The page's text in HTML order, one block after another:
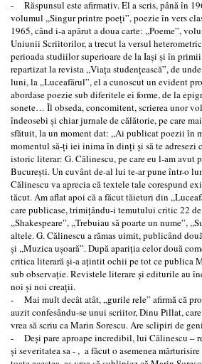
- Răspunsul este afirmativ. El a scris, până în
volumul ,,Singur printre poeţi”, poezie în vers
1965, când i-a apărut a doua carte: ,,Poeme”,
Uniunii Scriitorilor, a trecut la versul
perioada studiilor superioare de la Iaşi şi în primii
repartizat la revista ,,Viaţa studenţească”, de
luni, la „Luceafărul”, el a cunoscut un evident
abordase poezie sub diferitele ei forme, de la
sonete… Îl obseda, concomitent, scrierea unor
îndeosebi şi chiar jurnale de călătorie, pe care
sfătuit, la un moment dat: ,,Ai publicat poezii în
momentul să-ţi iei inima în dinţi şi să te adresezi
istoric literar: G. Călinescu, pe care eu l-am avut
Bucureşti. Un cuvânt de-al lui te-ar pune într-o
Călinescu va aprecia că textele tale corespund
tăcut. Am aflat apoi că a făcut tăieturi din
care publicase, trimiţându-i temutului critic 22
,,Shakespeare”, ,,Trebuiau să poarte un nume”,
altele. G. Călinescu a rămas uimit, publicând
şi ,,Muzica uşoară”. După apariţia celor două
critica literară şi-a aţintit ochii pe tot ce publica
sub observaţie. Revistele literare şi editurile au
noi şi noi creaţii.
- Mai mult decât atât, ,,gurile rele” afirmă că
auzit confesându-se unui scriitor, Dinu Pillat,
vrea să scriu ca Marin Sorescu. Are sclipiri de
- Deşi pare aproape incredibil, lui Călinescu –
şi severitatea sa - , a făcut o asemenea